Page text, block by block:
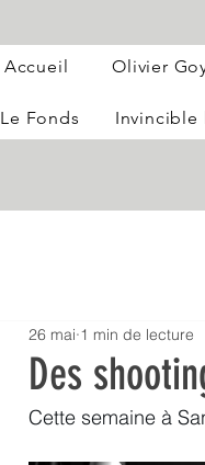
Accueil Olivier
Le Fonds Invincible
Des
26 mai 1 min de lecture
Cette semaine à